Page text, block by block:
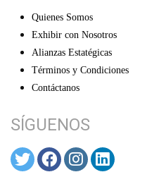
Quienes Somos
Exhibir con Nosotros
Alianzas Estatégicas
Términos y Condiciones
Contáctanos
SÍGUENOS